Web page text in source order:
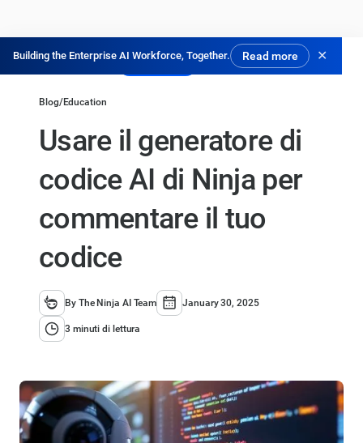
Building the Enterprise AI Workforce, Together. Read more ✕
Prova gratis
Blog/Education
Usare il generatore di
codice AI di Ninja per
commentare il tuo
codice
By The Ninja AI Team January 30, 2025
3 minuti di lettura